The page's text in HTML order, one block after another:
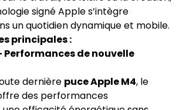
signé Apple s’intègre
un quotidien dynamique et mobile.
principales :
Performances de nouvelle
dernière puce Apple M4, le
des performances